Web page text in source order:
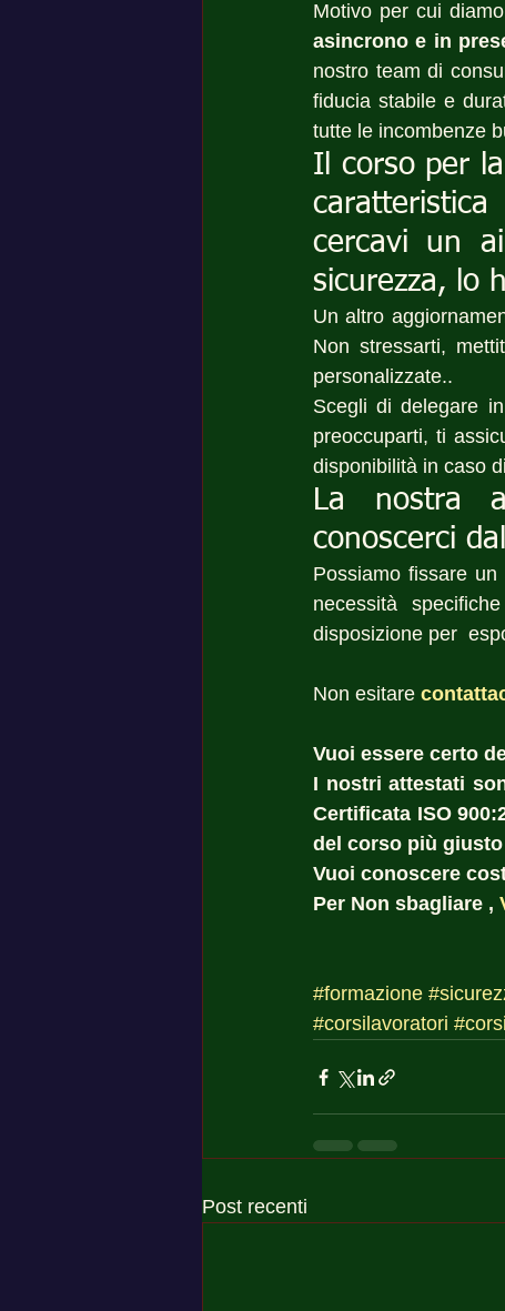
Motivo per cui
asincrono e in
nostro team di
fiducia stabile e
tutte le incombenze
Il corso per
cercavi un
sicurezza, lo
Un altro
Non stressarti,
personalizzate..
Scegli di delegare
preoccuparti, ti
disponibilità in caso
La nostra
conoscerci
Possiamo fissare
necessità
disposizione per
Non esitare
Vuoi essere certo
I nostri attestati
Certificata ISO
del corso più
Vuoi conoscere
Per Non sbagliare ,
#formazione
#corsilavoratori
Post recenti